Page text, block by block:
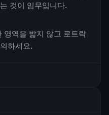
것이 임무입니다.
역을 밟지 않고 로트락
하세요.